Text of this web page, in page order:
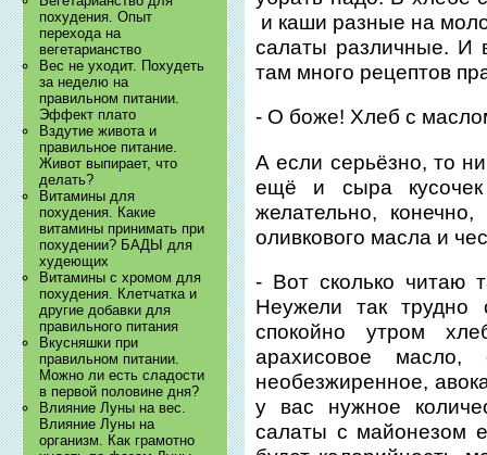
похудения. Опыт
перехода на
вегетарианство
Вес не уходит. Похудеть
за неделю на
правильном питании.
Эффект плато
Вздутие живота и
правильное питание.
Живот выпирает, что
делать?
Витамины для
похудения. Какие
витамины принимать при
похудении? БАДЫ для
худеющих
Витамины с хромом для
похудения. Клетчатка и
другие добавки для
правильного питания
Вкусняшки при
правильном питании.
Можно ли есть сладости
в первой половине дня?
Влияние Луны на вес.
Влияние Луны на
организм. Как грамотно
и каши разные на
салаты различные. И
там много рецептов
- О боже! Хлеб с
А если серьёзно, то
ещё и сыра
желательно,
оливкового масла и
- Вот сколько читаю
Неужели так трудно
спокойно утром
арахисовое
необезжиренное,
у вас нужное
салаты с майонезом